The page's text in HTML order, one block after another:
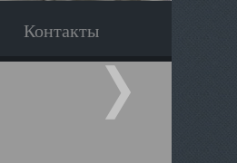
Контакты